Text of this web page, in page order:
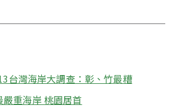
台灣海岸大調查：彰、竹最糟
重海岸 桃園居首